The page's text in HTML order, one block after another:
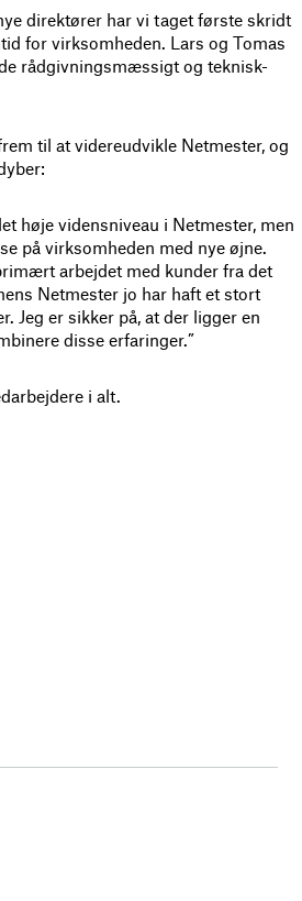
direktører har vi taget første skridt
for virksomheden. Lars og Tomas
rådgivningsmæssigt og teknisk-
til at videreudvikle Netmester, og
høje vidensniveau i Netmester, men
på virksomheden med nye øjne.
arbejdet med kunder fra det
Netmester jo har haft et stort
Jeg er sikker på, at der ligger en
disse erfaringer.”
i alt.